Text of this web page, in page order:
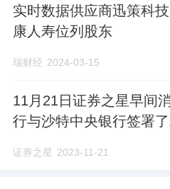
实时数据供应商迅策科
康人寿位列股东
瑞财经 2024-03-15
11月21日证券之星早间
行与沙特中央银行签署
证券之星 2023-11-21